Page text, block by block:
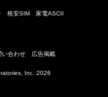
格安SIM 家電ASCII
い合わせ 広告掲載
Inc. 2026